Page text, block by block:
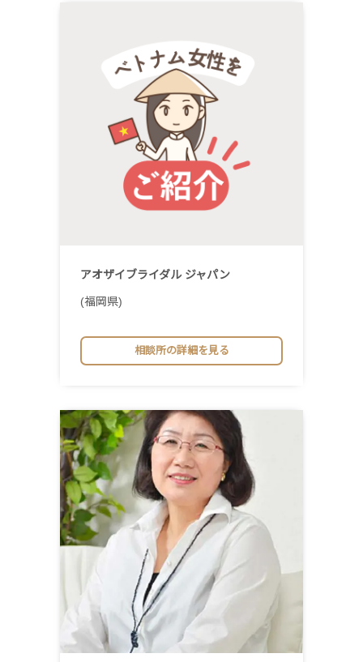
アオザイブライダル ジャパン
(福岡県)
相談所の詳細を見る